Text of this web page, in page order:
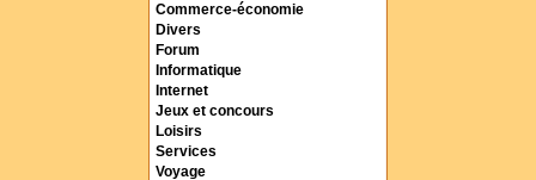
Commerce-économie
Divers
Forum
Informatique
Internet
Jeux et concours
Loisirs
Services
Voyage